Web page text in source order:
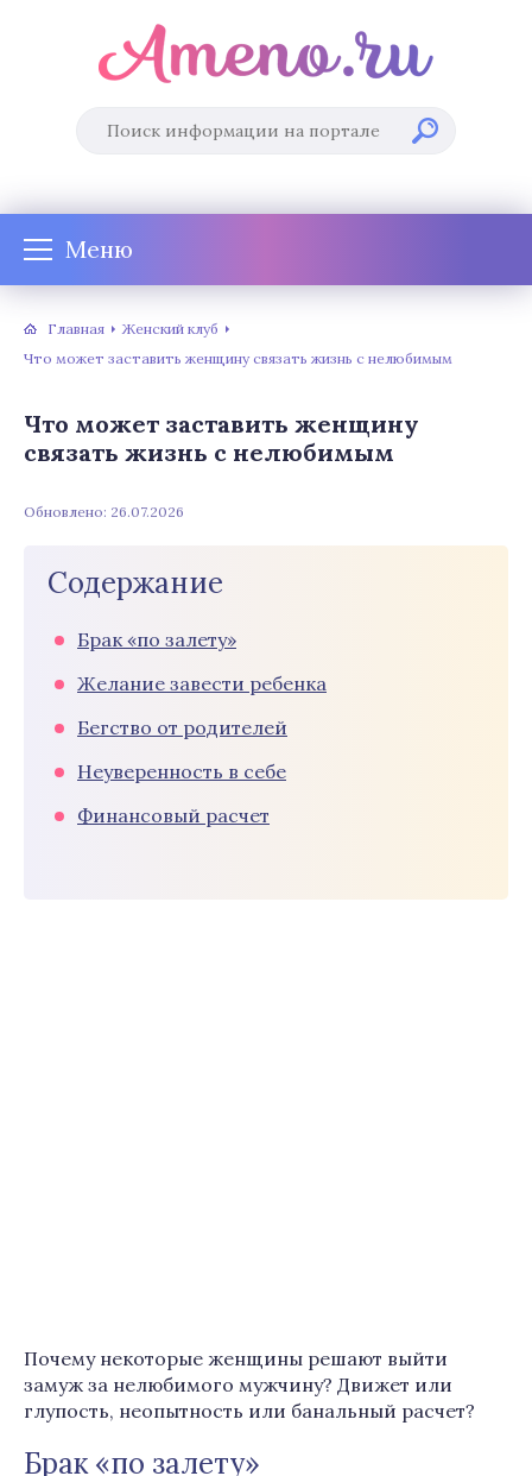
Меню
Главная
Женский клуб
Что может заставить женщину связать жизнь с нелюбимым
Что может заставить женщину
связать жизнь с нелюбимым
Обновлено: 26.07.2026
Содержание
Брак «по залету»
Желание завести ребенка
Бегство от родителей
Неуверенность в себе
Финансовый расчет
Почему некоторые женщины решают выйти
замуж за нелюбимого мужчину? Движет или
глупость, неопытность или банальный расчет?
Брак «по залету»